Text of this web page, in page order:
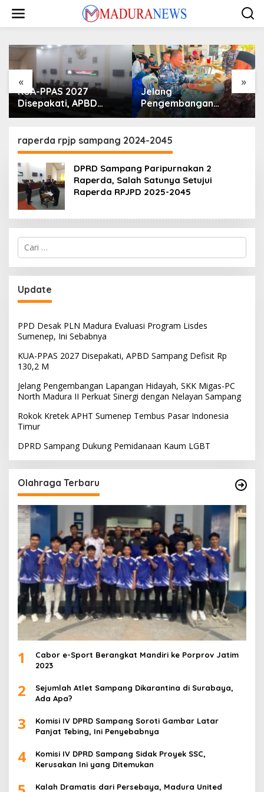
konten
« »
KUA-PPAS 2027
Disepakati, APBD
Sampang Defisit Rp
Jelang
Pengembangan
Lapangan Hidayah,
Madura II Perkuat
Sinergi dengan
Nelayan Sampang
raperda rpjp sampang 2024-2045
DPRD Sampang Paripurnakan 2
Raperda, Salah Satunya Setujui
Raperda RPJPD 2025-2045
Cari
untuk:
Update
PPD Desak PLN Madura Evaluasi Program Lisdes
Sumenep, Ini Sebabnya
KUA-PPAS 2027 Disepakati, APBD Sampang Defisit Rp
130,2 M
Jelang Pengembangan Lapangan Hidayah, SKK Migas-PC
North Madura II Perkuat Sinergi dengan Nelayan Sampang
Rokok Kretek APHT Sumenep Tembus Pasar Indonesia
Timur
DPRD Sampang Dukung Pemidanaan Kaum LGBT
Olahraga Terbaru
1
Cabor e-Sport Berangkat Mandiri ke Porprov Jatim
2023
2
Sejumlah Atlet Sampang Dikarantina di Surabaya,
Ada Apa?
3
Komisi IV DPRD Sampang Soroti Gambar Latar
Panjat Tebing, Ini Penyebabnya
4
Komisi IV DPRD Sampang Sidak Proyek SSC,
Kerusakan Ini yang Ditemukan
Kalah Dramatis dari Persebaya, Madura United